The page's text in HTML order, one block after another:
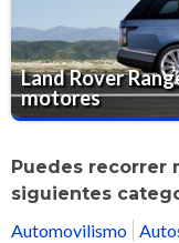
Land Rover
motores
Puedes recorrer
siguientes
Automovilismo